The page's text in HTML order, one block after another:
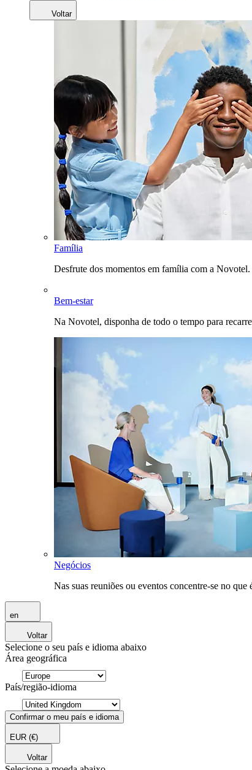
Voltar
Família
Desfrute dos momentos em família com a
Bem-estar
Na Novotel, disponha de todo o tempo para
Negócios
Nas suas reuniões ou eventos concentre-se no
en
Voltar
Selecione o seu país e idioma abaixo
Área geográfica
País/região-idioma
Confirmar o meu país e idioma
EUR (€)
Voltar